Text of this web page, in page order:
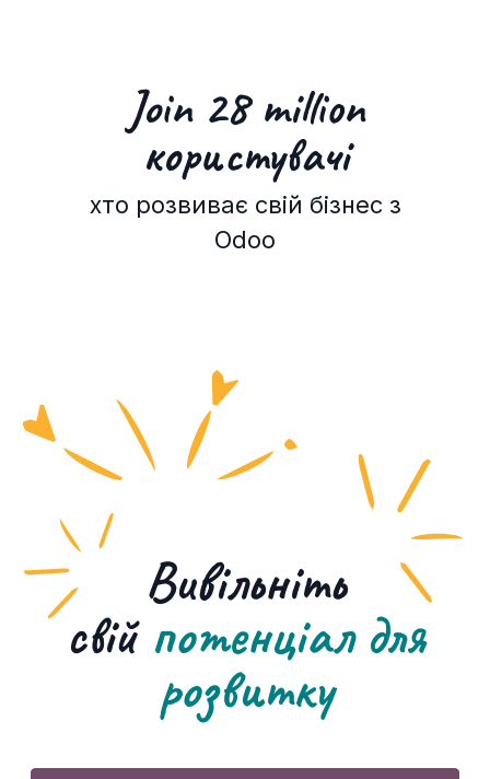
Join 28 million
користувачі
хто розвиває свій бізнес з
Odoo
Вивільніть
свій потенціал для
розвитку